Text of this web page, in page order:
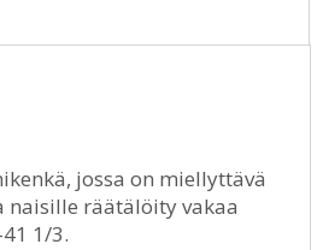
jossa on miellyttävä
naisille räätälöity vakaa
1/3.